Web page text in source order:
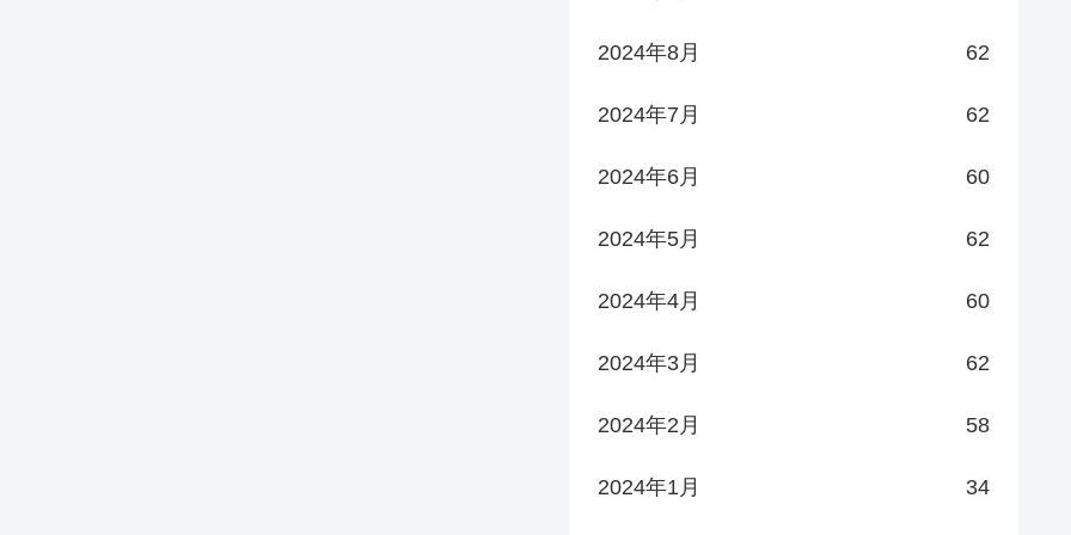
2024年8月 62
2024年7月 62
2024年6月 60
2024年5月 62
2024年4月 60
2024年3月 62
2024年2月 58
2024年1月 34